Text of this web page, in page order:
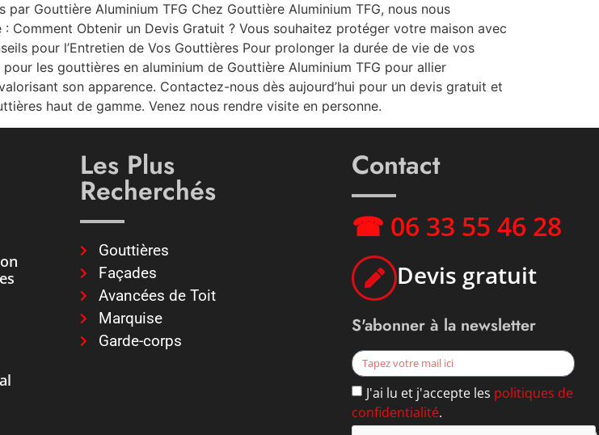
Gouttière Aluminium TFG Chez Gouttière Aluminium TFG, nous nous
Obtenir un Devis Gratuit ? Vous souhaitez protéger votre maison avec
pour l’Entretien de Vos Gouttières Pour prolonger la durée de vie de vos
les gouttières en aluminium de Gouttière Aluminium TFG pour allier
son apparence. Contactez-nous dès aujourd’hui pour un devis gratuit et
haut de gamme. Venez nous rendre visite en personne.
Les Plus
Recherchés
Gouttières
Façades
Avancées de Toit
Marquise
Garde-corps
Contact
☎ 06 33 55 46 28
Devis gratuit
S'abonner à la newsletter
J'ai lu et j'accepte les politiques de
confidentialité.